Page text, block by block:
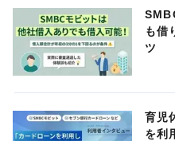
も借
ツ
育児
を利